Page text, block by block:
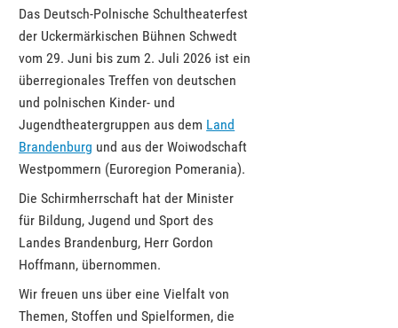
Das Deutsch-Polnische Schultheaterfest
der Uckermärkischen Bühnen Schwedt
vom 29. Juni bis zum 2. Juli 2026 ist ein
überregionales Treffen von deutschen
und polnischen Kinder- und
Jugendtheatergruppen aus dem Land
Brandenburg und aus der Woiwodschaft
Westpommern (Euroregion Pomerania).
Die Schirmherrschaft hat der Minister
für Bildung, Jugend und Sport des
Landes Brandenburg, Herr Gordon
Hoffmann, übernommen.
Wir freuen uns über eine Vielfalt von
Themen, Stoffen und Spielformen, die